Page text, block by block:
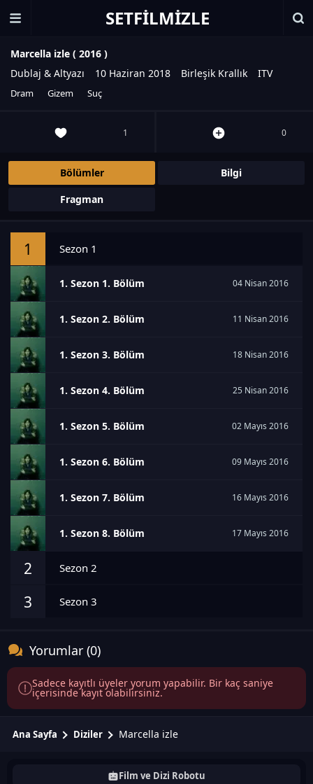
SETFILMIZLE
Marcella izle ( 2016 )
Dublaj & Altyazı
10 Haziran 2018 Birleşik Krallık ITV
Dram Gizem Suç
1 0
Bölümler
Bilgi
Fragman
1 Sezon 1
1. Sezon 1. Bölüm 04 Nisan 2016
1. Sezon 2. Bölüm 11 Nisan 2016
1. Sezon 3. Bölüm 18 Nisan 2016
1. Sezon 4. Bölüm 25 Nisan 2016
1. Sezon 5. Bölüm 02 Mayıs 2016
1. Sezon 6. Bölüm 09 Mayıs 2016
1. Sezon 7. Bölüm 16 Mayıs 2016
1. Sezon 8. Bölüm 17 Mayıs 2016
2 Sezon 2
3 Sezon 3
Yorumlar (0)
Sadece kayıtlı üyeler yorum yapabilir. Bir kaç saniye
içerisinde kayıt olabilirsiniz.
Ana Sayfa Diziler Marcella izle
Film ve Dizi Robotu